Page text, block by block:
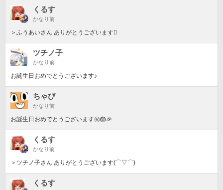
くるす
かなり前
＞ふうあいさん ありがとうございます󾭠
ツチノ子
かなり前
お誕生日おめでとうございます♪
ちゃび
かなり前
お誕生日おめでとうございます㊗️🎂🎉
くるす
かなり前
＞ツチノ子さん ありがとうございます(⌒▽⌒)
くるす